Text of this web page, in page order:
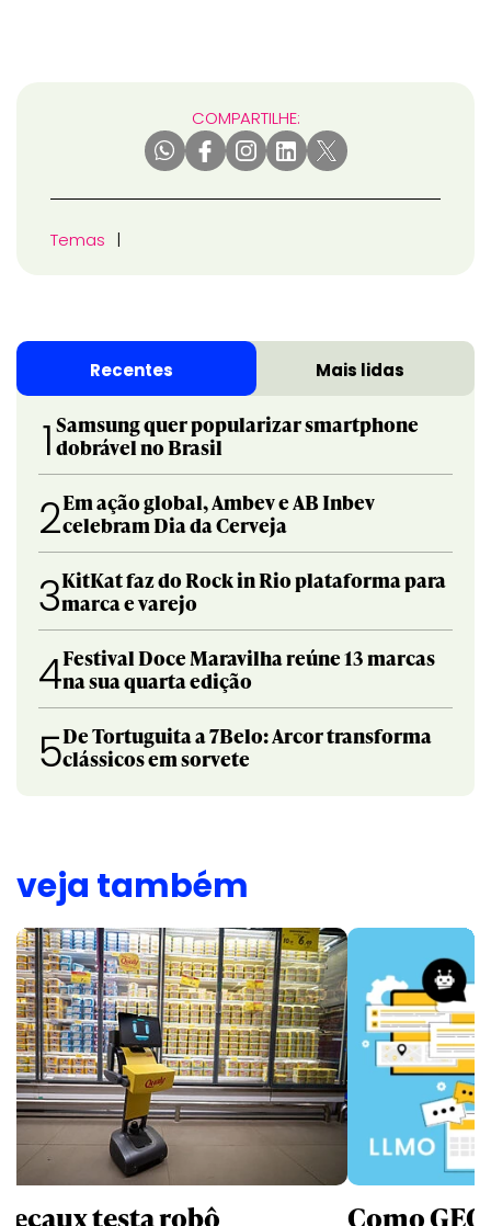
COMPARTILHE:
Temas
Recentes Mais lidas
1 Samsung quer popularizar smartphone
dobrável no Brasil
2Em ação global, Ambev e AB Inbev
celebram Dia da Cerveja
3KitKat faz do Rock in Rio plataforma para
marca e varejo
4Festival Doce Maravilha reúne 13 marcas
na sua quarta edição
5De Tortuguita a 7Belo: Arcor transforma
clássicos em sorvete
veja também
testa robô Como